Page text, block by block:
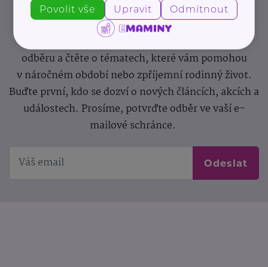
Pravidelný přísun novinek, inspirace na každý den,
podpora pro rodiče i sdílení zkušeností. Takový je
Newsletter webu eMaminy.cz. Přihlaste se k jeho
odběru a čtěte o tématech, které vám pomohou
v náročném období nebo zpříjemní rodinný život.
Buďte první, kdo se dozví o nových článcích, akcích a
událostech. Prosíme, potvrďte odběr ve vaší e-
mailové schránce.
Odeslat
Povolit vše Upravit Odmítnout